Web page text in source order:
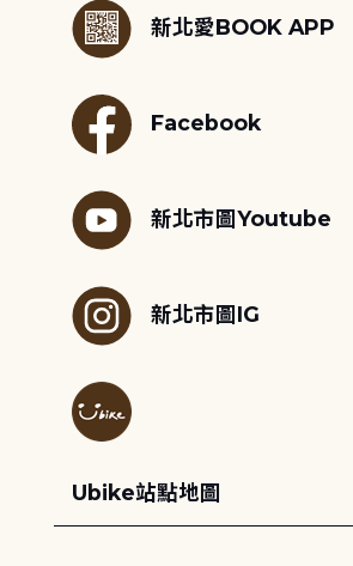
新北愛BOOK APP
Facebook
新北市圖Youtube
新北市圖IG
Ubike站點地圖